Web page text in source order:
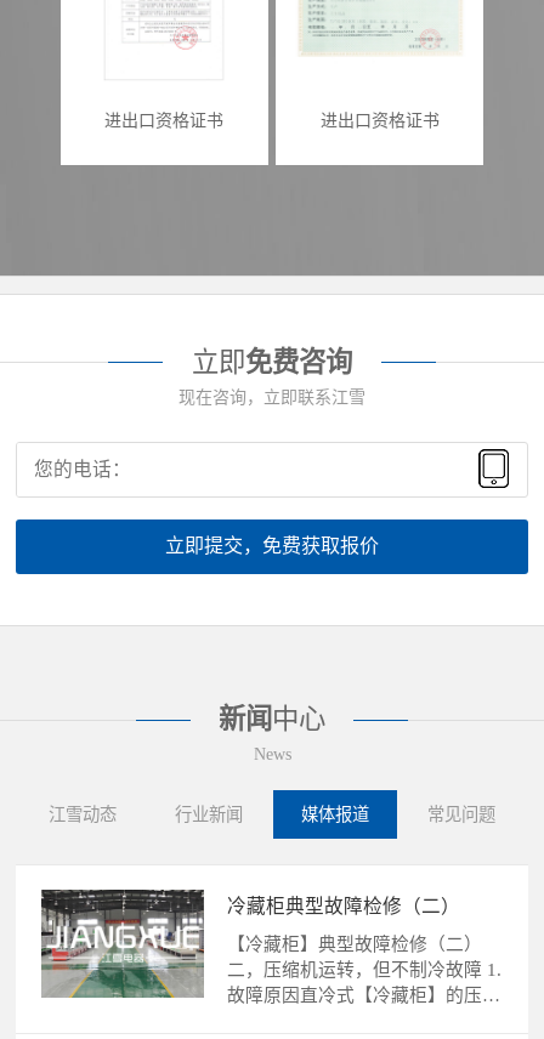
进出口资格证书 进出口资格证书
立即免费咨询
现在咨询，立即联系江雪
立即提交，免费获取报价
新闻 中心
News
江雪动态 行业新闻 媒体报道 常见问题
冷藏柜典型故障检修（二）
【冷藏柜】典型故障检修（二）
二，压缩机运转，但不制冷故障 1.
故障原因直冷式【冷藏柜】的压缩